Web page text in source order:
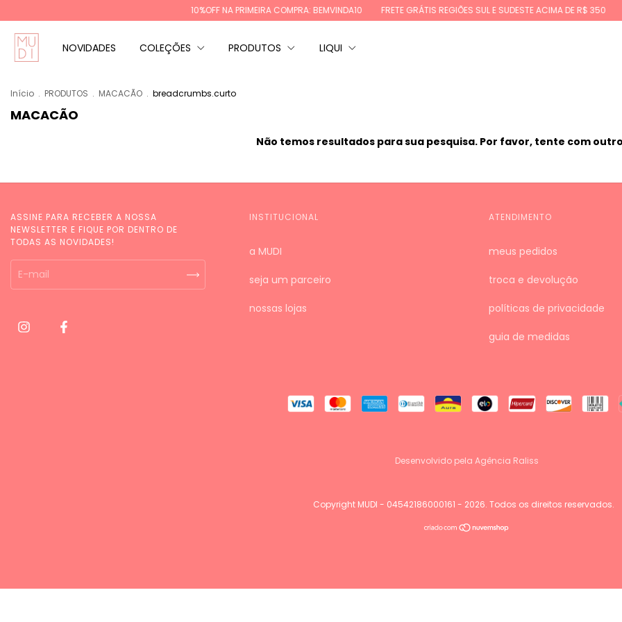
10%OFF NA PRIMEIRA COMPRA: BEMVINDA10 FRETE GRÁTIS REGIÕES SUL E SUDESTE ACIMA DE R$ 350
NOVIDADES COLEÇÕES PRODUTOS LIQUI
Início . PRODUTOS . MACACÃO . breadcrumbs.curto
MACACÃO
Não temos resultados para sua pesquisa. Por favor, tente com
ASSINE PARA RECEBER A NOSSA
NEWSLETTER E FIQUE POR DENTRO DE
TODAS AS NOVIDADES!
INSTITUCIONAL
a MUDI
seja um parceiro
nossas lojas
ATENDIMENTO
meus pedidos
troca e devolução
políticas de privacidade
guia de medidas
Desenvolvido pela Agência Raliss
Copyright MUDI - 04542186000161 - 2026. Todos os direitos reservados.